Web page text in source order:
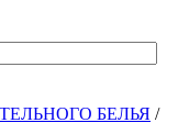
БЕЛЬЯ /